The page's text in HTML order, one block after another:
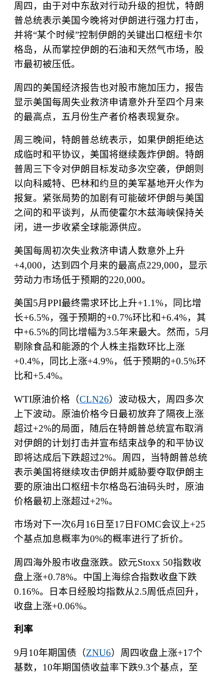
周四，由于对中东敌对行动升级的担忧，特朗
普总统表示美国今晚将对伊朗进行强力打击，
并将“某个时候”控制伊朗的关键出口枢纽卡尔
格岛，从而掌控伊朗的石油和天然气市场，股
市最初被压低。
周四的美国经济报告也对股市施加压力，报告
显示美国每周失业救济申请意外升至四个月来
的最高点，五月份生产者价格表现复杂。
周三晚间，特朗普总统表示，如果伊朗拒绝达
成临时和平协议，美国将继续轰炸伊朗。特朗
普周三下令对伊朗目标发动多次空袭，伊朗则
以向科威特、巴林和约旦的美军基地开火作为
报复。紧张局势的加剧有可能破坏伊朗与美国
之间的和平谈判，从而使霍尔木兹海峡保持关
闭，进一步收紧全球能源供应。
美国每周初次失业救济申请人数意外上升
+4,000，达到四个月来的最高点229,000，显示
劳动力市场低于预期的220,000。
美国5月 PPI最终需求环比上升+1.1%，同比增
长+6.5%，强于预期的+0.7%环比和+6.4%，其
中+6.5%的同比增幅为3.5年来最大。然而， 5月
剔除食品和能源的个人株主指数环比上涨
+0.4%，同比上涨+4.9%，低于预期的+0.5%环
比和+5.4%。
WTI原油价格（CLN26）波动极大，周四多次
上下波动。原油价格今日最初放弃了隔夜上涨
超过+2%的局面，随后在特朗普总统宣布取消
对伊朗的计划打击并宣布结束战争的和平协议
即将达成后下跌超过2%。周四，当特朗普总统
表示美国将继续攻击伊朗并威胁要夺取伊朗主
要的原油出口枢纽卡尔格岛石油码头时，原油
价格最初上涨超过+2%。
市场对下一次6月 16 日至17 日 FOMC会议上+25
个基点加息概率为0%的概率进行了折价。
周四海外股市收盘涨跌。欧元Stoxx 50指数收
盘上涨+0.78%。中国上海综合指数收盘下跌
0.16%。日本日经股均指数从2.5周低点回升，
收盘上涨+0.06%。
利率
9月 10年期国债（ZNU6）周四收盘上涨+17个
基数， 10年期国债收益率下跌9.3个基点，至